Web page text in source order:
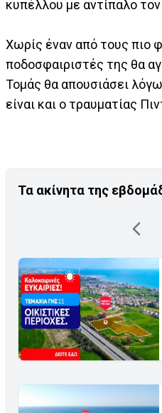
κυπέλλου με αντίπαλο
Χωρίς έναν από τους πιο
ποδοσφαιριστές της θα
Τομάς θα απουσιάσει
είναι και ο τραυματίας
Τα ακίνητα της